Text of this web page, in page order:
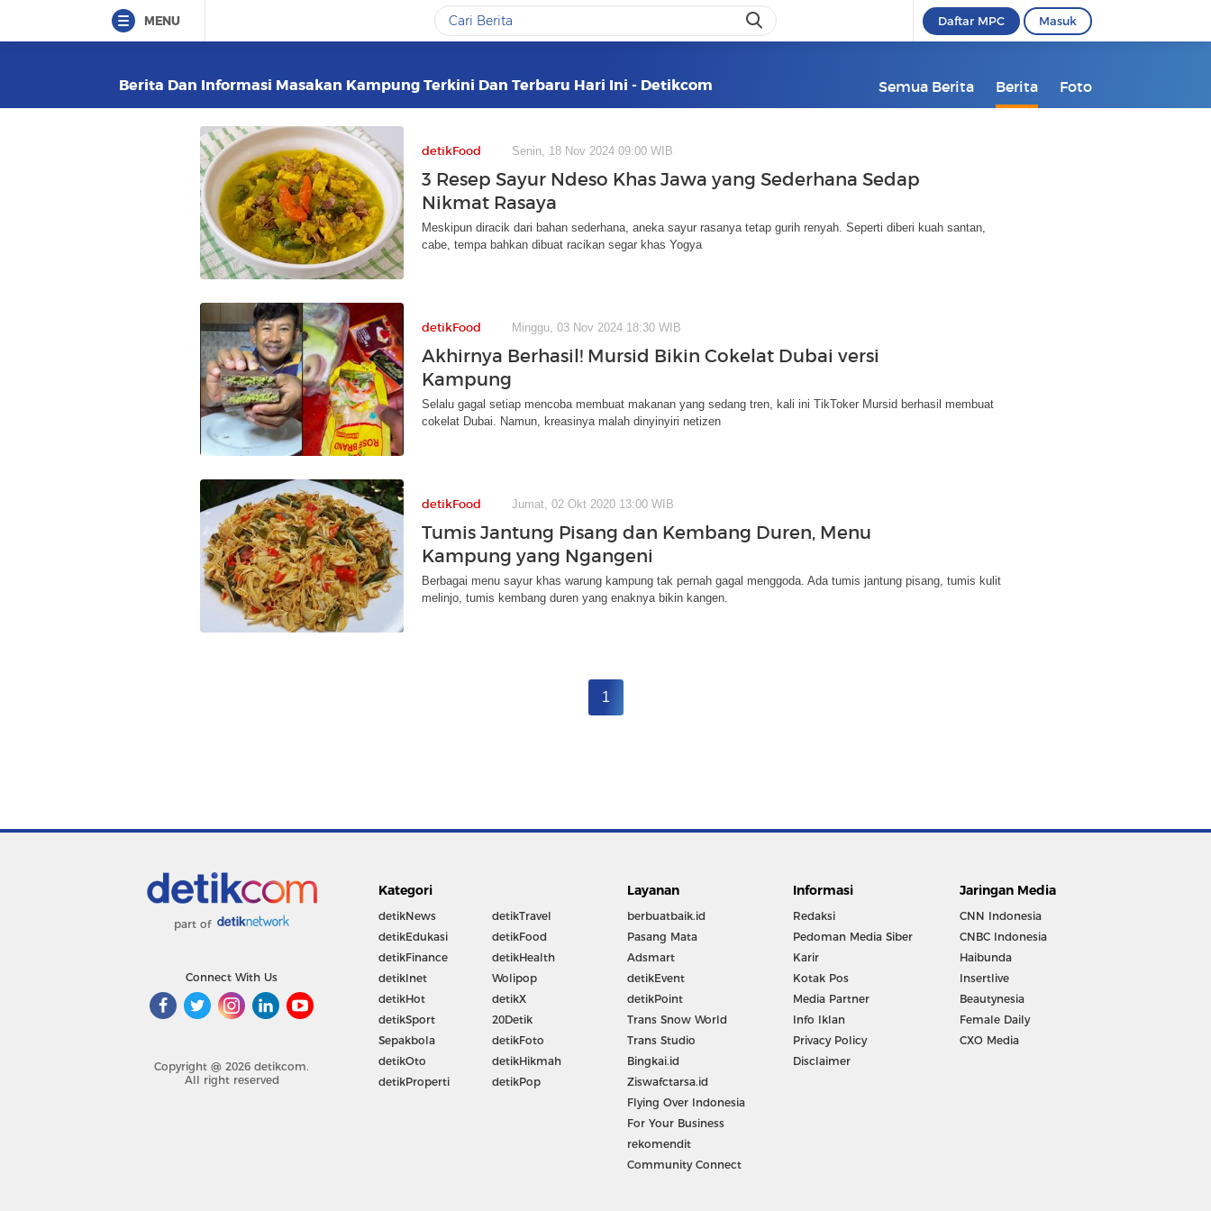
MENU Daftar MPC Masuk
Berita Dan Informasi Masakan Kampung Terkini Dan Terbaru Hari Ini - Detikcom Semua Berita Berita Foto
detikFood Senin, 18 Nov 2024 09:00 WIB
3 Resep Sayur Ndeso Khas Jawa yang Sederhana Sedap
Nikmat Rasaya
Meskipun diracik dari bahan sederhana, aneka sayur rasanya tetap gurih renyah. Seperti diberi kuah santan,
cabe, tempa bahkan dibuat racikan segar khas Yogya
detikFood Minggu, 03 Nov 2024 18:30 WIB
Akhirnya Berhasil! Mursid Bikin Cokelat Dubai versi
Kampung
Selalu gagal setiap mencoba membuat makanan yang sedang tren, kali ini TikToker Mursid berhasil membuat
cokelat Dubai. Namun, kreasinya malah dinyinyiri netizen
detikFood Jumat, 02 Okt 2020 13:00 WIB
Tumis Jantung Pisang dan Kembang Duren, Menu
Kampung yang Ngangeni
Berbagai menu sayur khas warung kampung tak pernah gagal menggoda. Ada tumis jantung pisang, tumis kulit
melinjo, tumis kembang duren yang enaknya bikin kangen.
1
part of
Connect With Us
Copyright @ 2026 detikcom.
All right reserved
Kategori
detikNews
detikEdukasi
detikFinance
detikInet
detikHot
detikSport
Sepakbola
detikOto
detikProperti
detikTravel
detikFood
detikHealth
Wolipop
detikX
20Detik
detikFoto
detikHikmah
detikPop
Layanan
berbuatbaik.id
Pasang Mata
Adsmart
detikEvent
detikPoint
Trans Snow World
Trans Studio
Bingkai.id
Ziswafctarsa.id
Flying Over Indonesia
For Your Business
rekomendit
Community Connect
Informasi
Redaksi
Pedoman Media Siber
Karir
Kotak Pos
Media Partner
Info Iklan
Privacy Policy
Disclaimer
Jaringan Media
CNN Indonesia
CNBC Indonesia
Haibunda
Insertlive
Beautynesia
Female Daily
CXO Media